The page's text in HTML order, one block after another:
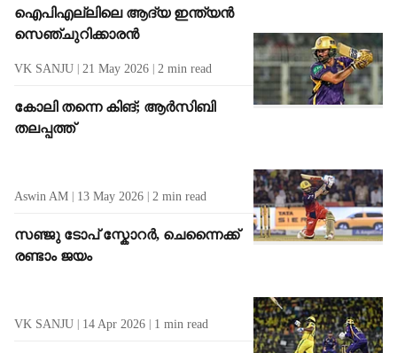
g
R
s
l
t
ഐപിഎല്ലിലെ ആദ്യ ഇന്ത്യൻ
സെഞ്ചുറിക്കാരൻ
VK SANJU 21 May 2026 2 min read
കോലി തന്നെ കിങ്; ആർസിബി
തലപ്പത്ത്
Aswin AM 13 May 2026 2 min read
സഞ്ജു ടോപ് സ്കോറർ, ചെന്നൈക്ക്
രണ്ടാം ജയം
VK SANJU 14 Apr 2026 1 min read